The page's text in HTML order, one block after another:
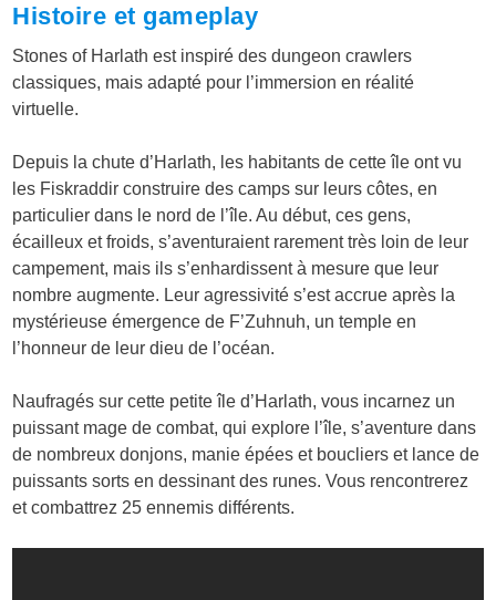
Histoire et gameplay
Stones of Harlath est inspiré des dungeon crawlers
classiques, mais adapté pour l’immersion en réalité
virtuelle.
Depuis la chute d’Harlath, les habitants de cette île ont vu
les Fiskraddir construire des camps sur leurs côtes, en
particulier dans le nord de l’île. Au début, ces gens,
écailleux et froids, s’aventuraient rarement très loin de leur
campement, mais ils s’enhardissent à mesure que leur
nombre augmente. Leur agressivité s’est accrue après la
mystérieuse émergence de F’Zuhnuh, un temple en
l’honneur de leur dieu de l’océan.
Naufragés sur cette petite île d’Harlath, vous incarnez un
puissant mage de combat, qui explore l’île, s’aventure dans
de nombreux donjons, manie épées et boucliers et lance de
puissants sorts en dessinant des runes. Vous rencontrerez
et combattrez 25 ennemis différents.